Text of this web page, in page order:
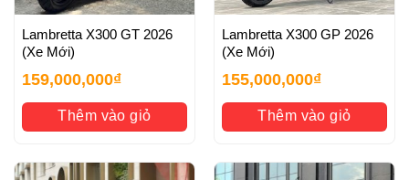
Lambretta X300 GT 2026
(Xe Mới)
159,000,000₫
Thêm vào giỏ
Lambretta X300 GP 2026
(Xe Mới)
155,000,000₫
Thêm vào giỏ